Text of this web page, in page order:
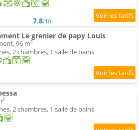
7.8/10
Le grenier de papy Louis
96 m²
2 chambres, 1 salle de bains
2 chambres, 1 salle de bains